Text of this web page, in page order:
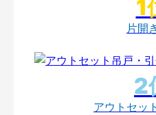
片開
アウトセッ